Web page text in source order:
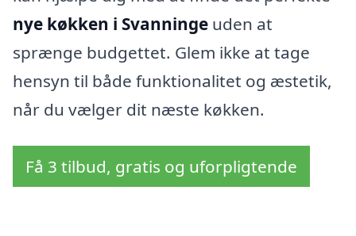
nye køkken i Svanninge uden at
sprænge budgettet. Glem ikke at tage
hensyn til både funktionalitet og æstetik,
når du vælger dit næste køkken.
Få 3 tilbud, gratis og uforpligtende